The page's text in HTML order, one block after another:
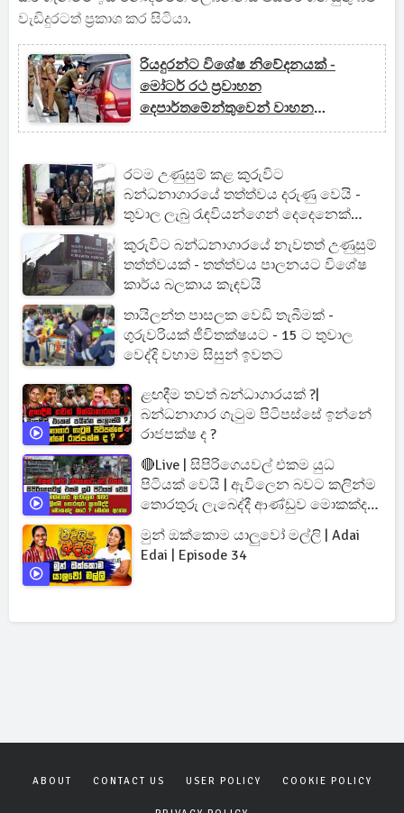
වැඩිදුරටත් ප්‍රකාශ කර සිටියා.
රියදුරන්ට විශේෂ නිවේදනයක් -
මෝටර් රථ ප්‍රවාහන
දෙපාර්තමේන්තුවෙන් වාහන
පරීක්ෂාවක්
රටම උණුසුම් කළ කුරුවිට
බන්ධනාගාරයේ තත්ත්වය දරුණු වෙයි -
තුවාල ලැබු රැඳවියන්ගෙන් දෙදෙනෙක්
ජීවිතක්ෂයට [UPDATE]
කුරුවිට බන්ධනාගාරයේ නැවතත් උණුසුම්
තත්ත්වයක් - තත්ත්වය පාලනයට විශේෂ
කාර්ය බලකාය කැඳවයි
තායිලන්ත පාසලක වෙඩි තැබීමක් -
ගුරුවරියක් ජීවිතක්ෂයට - 15 ට තුවාල
වෙද්දි වහාම සිසුන් ඉවතට
ළඟදීම තවත් බන්ධාගාරයක් ?|
බන්ධනාගාර ගැටුම පිටිපස්සේ ඉන්නේ
රාජපක්ෂ ද ?
🔴Live | සිපිරිගෙයවල් එකම යුධ
පිටියක් වෙයි | ඇවිලෙන බවට කලින්ම
තොරතුරු ලැබෙද්දී ආණ්ඩුව මොකක්ද
කරේ ?
මුන් ඔක්කොම යාලුවෝ මල්ලි | Adai
Edai | Episode 34
ABOUT CONTACT US USER POLICY COOKIE POLICY